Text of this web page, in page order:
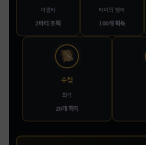
야생마
2마리 포획
마녀의 별미
100개 획득
수렵
화각
20개 획득